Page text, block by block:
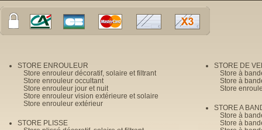
STORE ENROULEUR
Store enrouleur décoratif, solaire et filtrant
Store enrouleur occultant
Store enrouleur jour et nuit
Store enrouleur vision extérieure et solaire
Store enrouleur extérieur
STORE PLISSE
STORE DE
Store à
Store à
Store
STORE A
Store à
Store à